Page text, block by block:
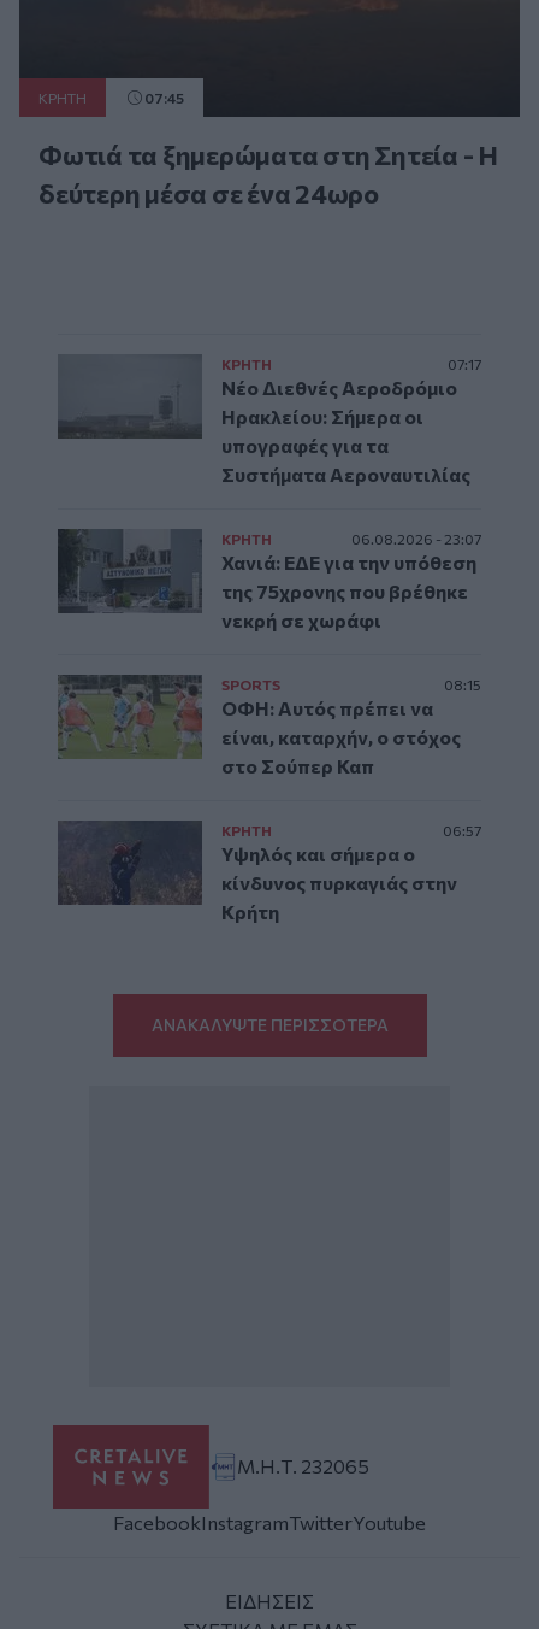
ΚΡΗΤΗ 07:45
Φωτιά τα ξημερώματα στη Σητεία - Η
δεύτερη μέσα σε ένα 24ωρο
ΚΡΗΤΗ 07:17
Νέο Διεθνές Αεροδρόμιο
Ηρακλείου: Σήμερα οι
υπογραφές για τα
Συστήματα Αεροναυτιλίας
ΚΡΗΤΗ 06.08.2026 - 23:07
Χανιά: ΕΔΕ για την υπόθεση
της 75χρονης που βρέθηκε
νεκρή σε χωράφι
SPORTS 08:15
ΟΦΗ: Αυτός πρέπει να
είναι, καταρχήν, ο στόχος
στο Σούπερ Καπ
ΚΡΗΤΗ 06:57
Υψηλός και σήμερα ο
κίνδυνος πυρκαγιάς στην
Κρήτη
ΑΝΑΚΑΛΥΨΤΕ ΠΕΡΙΣΣΟΤΕΡΑ
Μ.Η.Τ. 232065
FacebookInstagramTwitterYoutube
ΕΙΔΗΣΕΙΣ